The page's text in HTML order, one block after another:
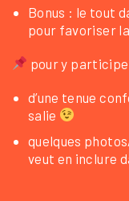
Bonus : le tout
pour favoriser
pour y
d’une tenue
salie
quelques
veut en inclure